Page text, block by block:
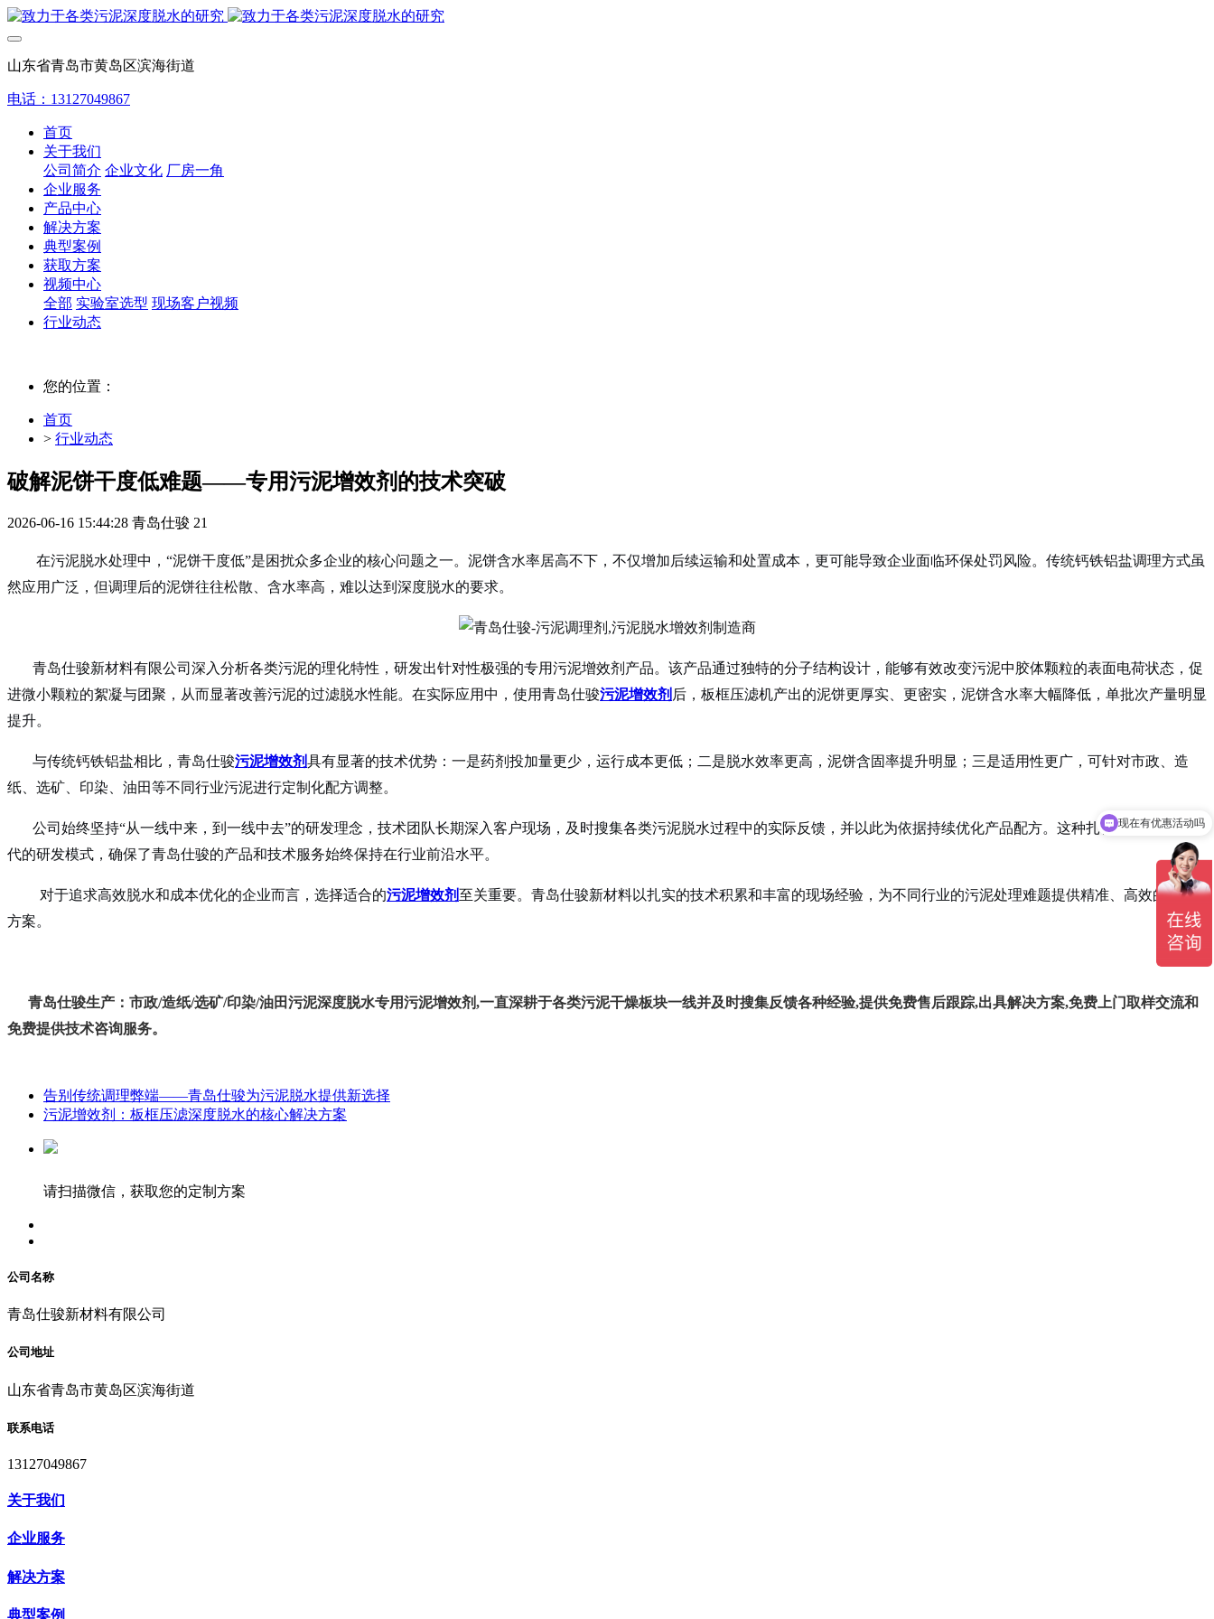
山东省青岛市黄岛区滨海街道
电话：13127049867
首页
关于我们
公司简介 企业文化 厂房一角
企业服务
产品中心
解决方案
典型案例
获取方案
视频中心
全部 实验室选型 现场客户视频
行业动态
您的位置：
首页
> 行业动态
破解泥饼干度低难题——专用污泥增效剂的技术突破
2026-06-16 15:44:28 青岛仕骏 21
在污泥脱水处理中，“泥饼干度低”是困扰众多企业的核心问题之一。泥饼含水率居高不下，不仅增加后续运输和处置成本，更可能导致企业面临环保处罚风险。传统钙铁铝盐调理方式虽
然应用广泛，但调理后的泥饼往往松散、含水率高，难以达到深度脱水的要求。
青岛仕骏新材料有限公司深入分析各类污泥的理化特性，研发出针对性极强的专用污泥增效剂产品。该产品通过独特的分子结构设计，能够有效改变污泥中胶体颗粒的表面电荷状态，促
进微小颗粒的絮凝与团聚，从而显著改善污泥的过滤脱水性能。在实际应用中，使用青岛仕骏污泥增效剂 后，板框压滤机产出的泥饼更厚实、更密实，泥饼含水率大幅降低，单批次产量明显
提升。
与传统钙铁铝盐相比，青岛仕骏污泥增效剂具有显著的技术优势：一是药剂投加量更少，运行成本更低；二是脱水效率更高，泥饼含固率提升明显；三是适用性更广，可针对市政、造
纸、选矿、印染、油田等不同行业污泥进行定制化配方调整。
公司始终坚持“从一线中来，到一线中去”的研发理念，技术团队长期深入客户现场，及时搜集各类污泥脱水过程中的实际反馈，并以此为依据持续优化产品配方。这种扎根实践、持续迭
代的研发模式，确保了青岛仕骏的产品和技术服务始终保持在行业前沿水平。
对于追求高效脱水和成本优化的企业而言，选择适合的污泥增效剂至关重要。青岛仕骏新材料以扎实的技术积累和丰富的现场经验，为不同行业的污泥处理难题提供精准、高效的解决
方案。
青岛仕骏生产：市政/造纸/选矿/印染/油田污泥深度脱水专用污泥增效剂,一直深耕于各类污泥干燥板块一线并及时搜集反馈各种经验,提供免费售后跟踪,出具解决方案,免费上门取样交流和
免费提供技术咨询服务。
告别传统调理弊端——青岛仕骏为污泥脱水提供新选择
污泥增效剂：板框压滤深度脱水的核心解决方案
请扫描微信，获取您的定制方案
公司名称
青岛仕骏新材料有限公司
公司地址
山东省青岛市黄岛区滨海街道
联系电话
13127049867
关于我们
企业服务
解决方案
典型案例
可以介绍下你们的产品么